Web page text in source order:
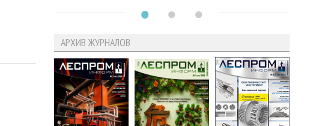
АРХИВ ЖУРНАЛОВ